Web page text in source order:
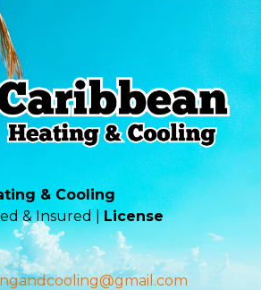
& Cooling
& Insured |License